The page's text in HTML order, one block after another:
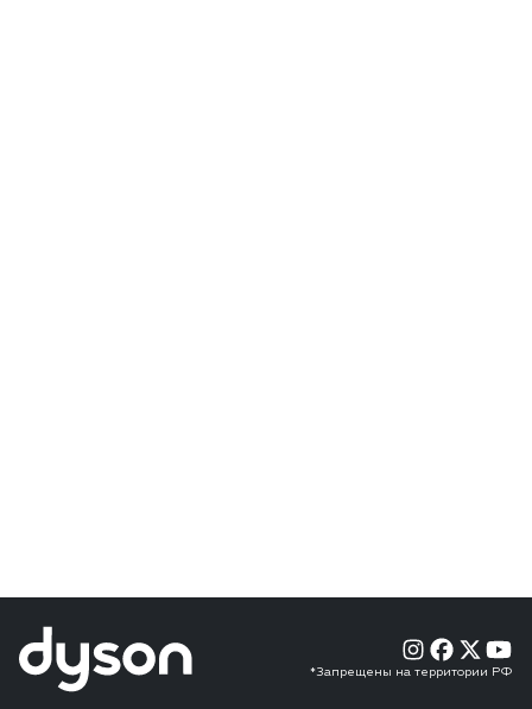
*Запрещены на территории РФ